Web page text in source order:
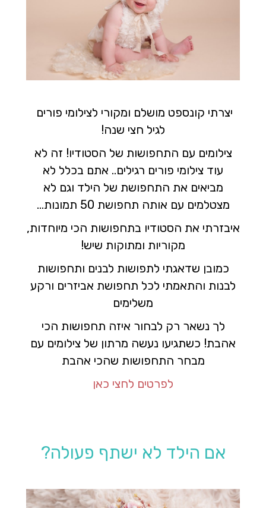
יצרתי קונספט מושלם ומקורי לצילומי פורים
לגיל חצי שנה!
צילומים עם התחפושות של הסטודיו! זה לא
עוד צילומי פורים רגילים.. אתם בכלל לא
מביאים את התחפושת של הילד וגם לא
מצטלמים עם אותה תחפושת 50 תמונות...
איבזרתי את הסטודיו בתחפושות הכי מיוחדות,
מקוריות ומתוקות שיש!
כמובן שדאגתי לתפושות לבנים ותחפושות
לבנות והתאמתי לכל תחפושת אביזרים ורקע
משלימים
לך נשאר רק לבחור איזה תחפושות הכי
אהבת! כשתגיעו נעשה מרתון של צילומים עם
מבחר התחפושות שהכי אהבת
לפרטים לחצי כאן
אם הילד לא ישתף פעולה?